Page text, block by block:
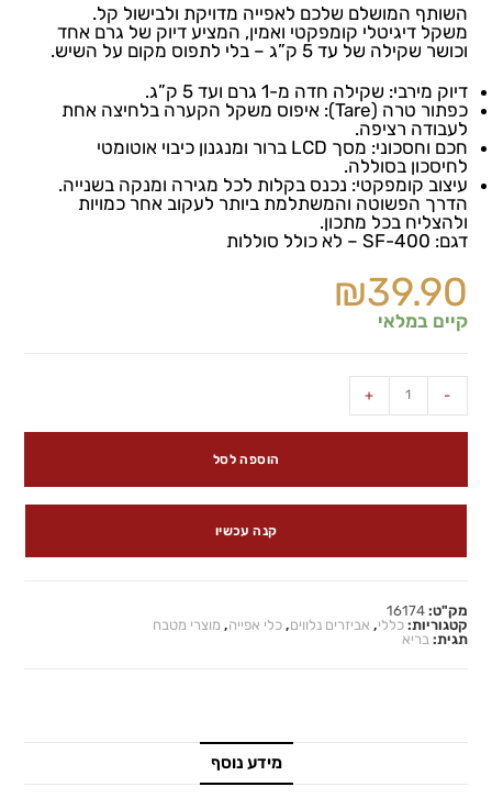
השותף המושלם שלכם לאפייה מדויקת ולבישול קל.
משקל דיגיטלי קומפקטי ואמין, המציע דיוק של גרם אחד
וכושר שקילה של עד 5 ק”ג – בלי לתפוס מקום על השיש.
דיוק מירבי: שקילה חדה מ-1 גרם ועד 5 ק”ג.
כפתור טרה (Tare): איפוס משקל הקערה בלחיצה אחת
לעבודה רציפה.
חכם וחסכוני: מסך LCD ברור ומנגנון כיבוי אוטומטי
לחיסכון בסוללה.
עיצוב קומפקטי: נכנס בקלות לכל מגירה ומנקה בשנייה.
הדרך הפשוטה והמשתלמת ביותר לעקוב אחר כמויות
ולהצליח בכל מתכון.
דגם: SF-400 – לא כולל סוללות
₪39.90
קיים במלאי
-
+
הוספה לסל
קנה עכשיו
מק"ט:16174
קטגוריות:כללי, אביזרים נלווים,כלי אפייה, מוצרי מטבח
תגית: בריא
מידע נוסף